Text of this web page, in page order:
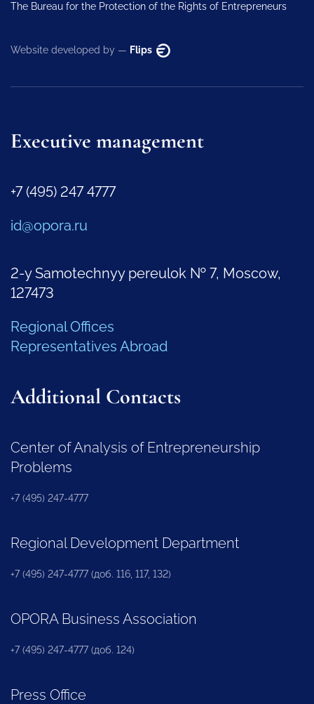
The Bureau for the Protection of the Rights of Entrepreneurs
Website developed by — Flips
Executive management
+7 (495) 247 4777
id@opora.ru
2-y Samotechnyy pereulok № 7, Moscow,
127473
Regional Offices
Representatives Abroad
Additional Contacts
Center of Analysis of Entrepreneurship
Problems
+7 (495) 247-4777
Regional Development Department
+7 (495) 247-4777 (доб. 116, 117, 132)
OPORA Business Association
+7 (495) 247-4777 (доб. 124)
Press Office